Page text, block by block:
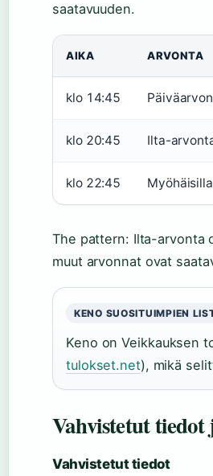
saatavuuden.
AIKA ARVONTA
klo 14:45
klo 20:45 Ilta-
klo 22:45
The pattern: Ilta-arvonta
muut arvonnat ovat
KENO SUOSITUIMPIEN
Keno on Veikkauksen
tulokset.net), mikä
Vahvistetut
Vahvistetut tiedot